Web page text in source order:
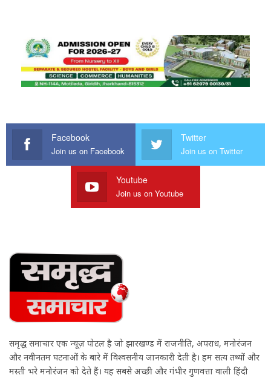
Facebook
Join us on Facebook
Twitter
Join us on Twitter
Youtube
Join us on Youtube
समृद्ध समाचार एक न्यूज़ पोर्टल है जो झारखण्ड में राजनीति, अपराध, मनोरंजन
और नवीनतम घटनाओं के बारे में विश्वसनीय जानकारी देती है। हम सत्य तथ्यों और
मस्ती भरे मनोरंजन को देते हैं। यह सबसे अच्छी और गंभीर गुणवत्ता वाली हिंदी